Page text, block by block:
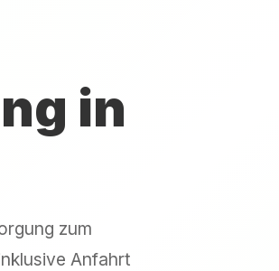
in
zum
Anfahrt